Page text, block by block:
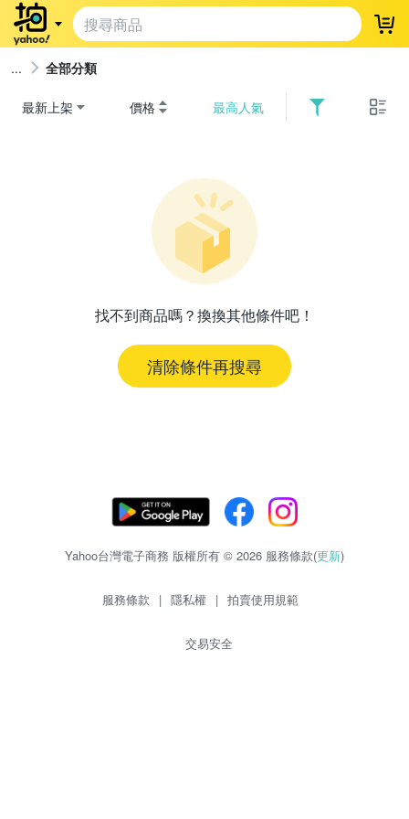
登
全部分類
最新上架 價格 最高人氣
找不到商品嗎？換換其他條件吧！
清除條件再搜尋
Yahoo台灣電子商務 版權所有 © 2026 服務條款(更新)
服務條款 | 隱私權 | 拍賣使用規範
交易安全